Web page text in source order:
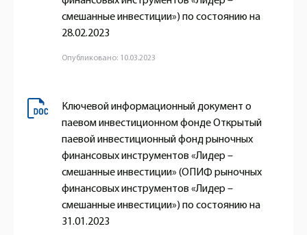
смешанные инвестиции») по состоянию на
28.02.2023
Опубликовано: 10.03.2023
Ключевой информационный документ о
паевом инвестиционном фонде Открытый
паевой инвестиционный фонд рыночных
финансовых инструментов «Лидер –
смешанные инвестиции» (ОПИФ рыночных
финансовых инструментов «Лидер –
смешанные инвестиции») по состоянию на
31.01.2023